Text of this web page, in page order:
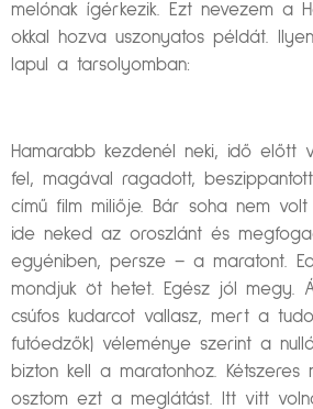
melónak ígérkezik. Ezt nevezem a
okkal hozva uszonyatos példát.
lapul a tarsolyomban:
Hamarabb kezdenél neki, idő előtt
fel, magával ragadott, beszippantott
című film miliője. Bár soha nem
ide neked az oroszlánt és
egyéniben, persze – a maratont.
mondjuk öt hetet. Egész jól megy.
csúfos kudarcot vallasz, mert a
futóedzők) véleménye szerint a
bizton kell a maratonhoz. Kétszeres
osztom ezt a meglátást. Itt vitt